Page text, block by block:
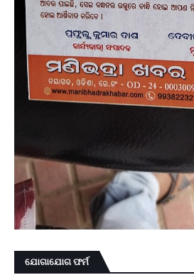
ଯୋଗାଯୋଗ ଫର୍ମ